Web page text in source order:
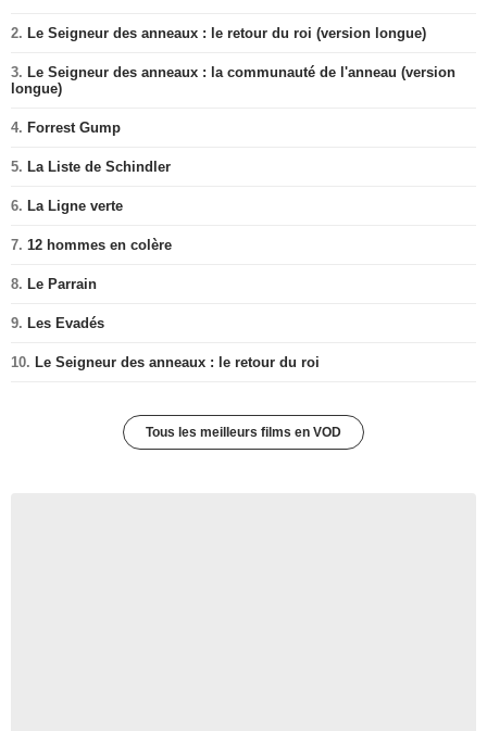
2. Le Seigneur des anneaux : le retour du roi (version longue)
3. Le Seigneur des anneaux : la communauté de l'anneau (version
longue)
4. Forrest Gump
5. La Liste de Schindler
6. La Ligne verte
7. 12 hommes en colère
8. Le Parrain
9. Les Evadés
10. Le Seigneur des anneaux : le retour du roi
Tous les meilleurs films en VOD